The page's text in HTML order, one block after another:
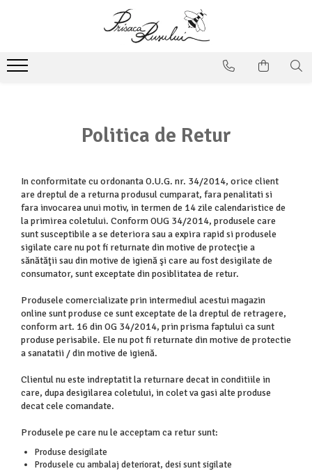
Politica de Retur
In conformitate cu ordonanta O.U.G. nr. 34/2014, orice client
are dreptul de a returna produsul cumparat, fara penalitati si
fara invocarea unui motiv, in termen de 14 zile calendaristice de
la primirea coletului. Conform OUG 34/2014, produsele care
sunt susceptibile a se deteriora sau a expira rapid si produsele
sigilate care nu pot fi returnate din motive de protecţie a
sănătăţii sau din motive de igienă şi care au fost desigilate de
consumator, sunt exceptate din posiblitatea de retur.
Produsele comercializate prin intermediul acestui magazin
online sunt produse ce sunt exceptate de la dreptul de retragere,
conform art. 16 din OG 34/2014, prin prisma faptului ca sunt
produse perisabile. Ele nu pot fi returnate din motive de protectie
a sanatatii / din motive de igienă.
Clientul nu este indreptatit la returnare decat in conditiile in
care, dupa desigilarea coletului, in colet va gasi alte produse
decat cele comandate.
Produsele pe care nu le acceptam ca retur sunt:
Produse desigilate
Produsele cu ambalaj deteriorat, desi sunt sigilate